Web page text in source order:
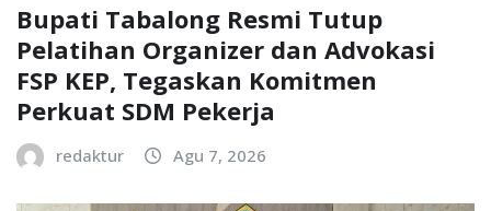
Bupati Tabalong Resmi Tutup
Pelatihan Organizer dan Advokasi
FSP KEP, Tegaskan Komitmen
Perkuat SDM Pekerja
redaktur Agu 7, 2026